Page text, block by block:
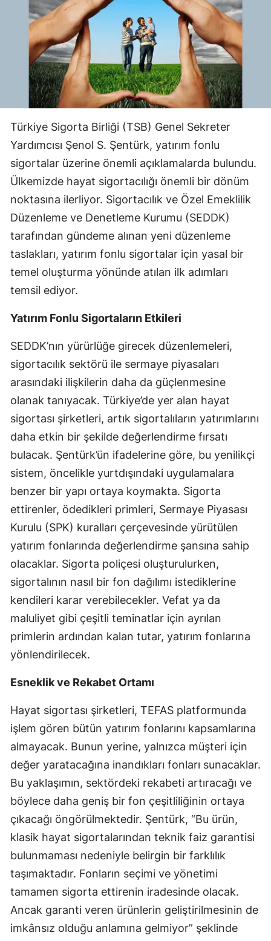
Çanakkale
Çankırı
Çorum
Denizli
Edirne
Elazığ
Erzincan
Erzurum
Eskişehir
Gaziantep
Hakkari
Hatay
Isparta
Mersin
İstanbul
İzmir
Kars
Kastamonu
Kırklareli
Kırşehir
Kocaeli
Konya
Manisa
Kahramanmaraş
Mardin
Muğla
Muş
Nevşehir
Niğde
Ordu
Rize
Sakarya
Türkiye Sigorta Birliği (TSB) Genel Sekreter
Yardımcısı Şenol S. Şentürk, yatırım fonlu
sigortalar üzerine önemli açıklamalarda bulundu.
Ülkemizde hayat sigortacılığı önemli bir dönüm
noktasına ilerliyor. Sigortacılık ve Özel Emeklilik
Düzenleme ve Denetleme Kurumu (SEDDK)
tarafından gündeme alınan yeni düzenleme
taslakları, yatırım fonlu sigortalar için yasal bir
temel oluşturma yönünde atılan ilk adımları
temsil ediyor.
Yatırım Fonlu Sigortaların Etkileri
SEDDK’nın yürürlüğe girecek düzenlemeleri,
sigortacılık sektörü ile sermaye piyasaları
arasındaki ilişkilerin daha da güçlenmesine
olanak tanıyacak. Türkiye’de yer alan hayat
sigortası şirketleri, artık sigortalıların yatırımlarını
daha etkin bir şekilde değerlendirme fırsatı
bulacak. Şentürk’ün ifadelerine göre, bu yenilikçi
sistem, öncelikle yurtdışındaki uygulamalara
benzer bir yapı ortaya koymakta. Sigorta
ettirenler, ödedikleri primleri, Sermaye Piyasası
Kurulu (SPK) kuralları çerçevesinde yürütülen
yatırım fonlarında değerlendirme şansına sahip
olacaklar. Sigorta poliçesi oluşturulurken,
sigortalının nasıl bir fon dağılımı istediklerine
kendileri karar verebilecekler. Vefat ya da
maluliyet gibi çeşitli teminatlar için ayrılan
primlerin ardından kalan tutar, yatırım fonlarına
yönlendirilecek.
Esneklik ve Rekabet Ortamı
Hayat sigortası şirketleri, TEFAS platformunda
işlem gören bütün yatırım fonlarını kapsamlarına
almayacak. Bunun yerine, yalnızca müşteri için
değer yaratacağına inandıkları fonları sunacaklar.
Bu yaklaşımın, sektördeki rekabeti artıracağı ve
böylece daha geniş bir fon çeşitliliğinin ortaya
çıkacağı öngörülmektedir. Şentürk, “Bu ürün,
klasik hayat sigortalarından teknik faiz garantisi
bulunmaması nedeniyle belirgin bir farklılık
taşımaktadır. Fonların seçimi ve yönetimi
tamamen sigorta ettirenin iradesinde olacak.
Ancak garanti veren ürünlerin geliştirilmesinin de
imkânsız olduğu anlamına gelmiyor” şeklinde